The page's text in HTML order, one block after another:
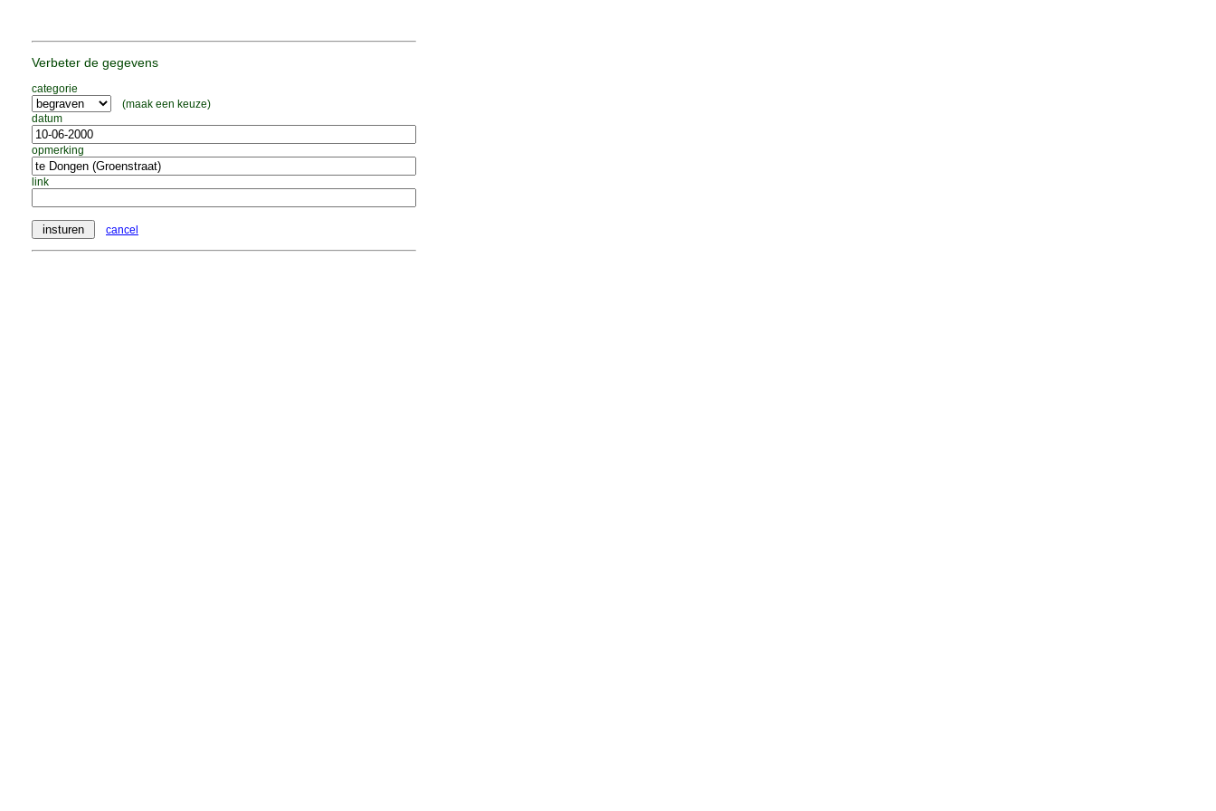
Verbeter de gegevens
categorie
(maak een keuze)
datum
opmerking
link
cancel